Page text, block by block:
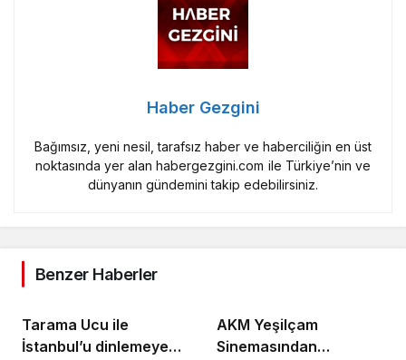
Haber Gezgini
Bağımsız, yeni nesil, tarafsız haber ve haberciliğin en üst
noktasında yer alan habergezgini.com ile Türkiye’nin ve
dünyanın gündemini takip edebilirsiniz.
Benzer Haberler
Tarama Ucu ile
İstanbul’u dinlemeye
AKM Yeşilçam
Sinemasından